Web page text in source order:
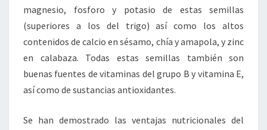
magnesio, fosforo y potasio de estas semillas
(superiores a los del trigo) así como los altos
contenidos de calcio en sésamo, chía y amapola, y zinc
en calabaza. Todas estas semillas también son
buenas fuentes de vitaminas del grupo B y vitamina E,
así como de sustancias antioxidantes.
Se han demostrado las ventajas nutricionales del